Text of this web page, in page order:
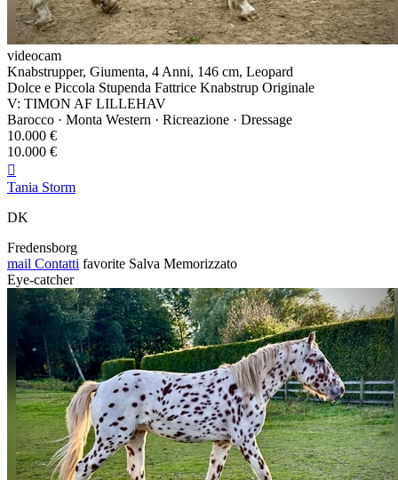
videocam
Knabstrupper, Giumenta, 4 Anni, 146 cm, Leopard
Dolce e Piccola Stupenda Fattrice Knabstrup Originale
V: TIMON AF LILLEHAV
Barocco · Monta Western · Ricreazione · Dressage
10.000 €
10.000 €

Tania Storm
DK
Fredensborg
mail Contatti favorite Salva Memorizzato
Eye-catcher